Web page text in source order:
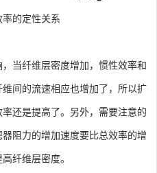
的定性关系
当纤维层密度增加，惯性效率和
间的流速相应也增加了，所以扩
还是提高了。另外，需要注意的
阻力的增加速度要比总效率的增
纤维层密度。